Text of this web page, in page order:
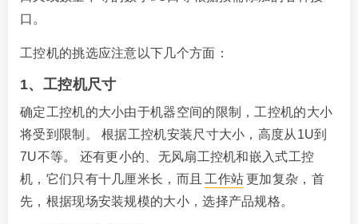
口。
工控机的挑选应注意以下几个方面：
1、工控机尺寸
确定工控机的大小由于机器空间的限制，工控机的大小
将受到限制。 根据工控机安装尺寸大小，高度从1U到
7U不等。 还有更小的、无风扇工控机和嵌入式工控
机，它们只有十几厘米长，而且 工作站更加复杂，首
先，根据现场安装规模的大小，选择产品规格。